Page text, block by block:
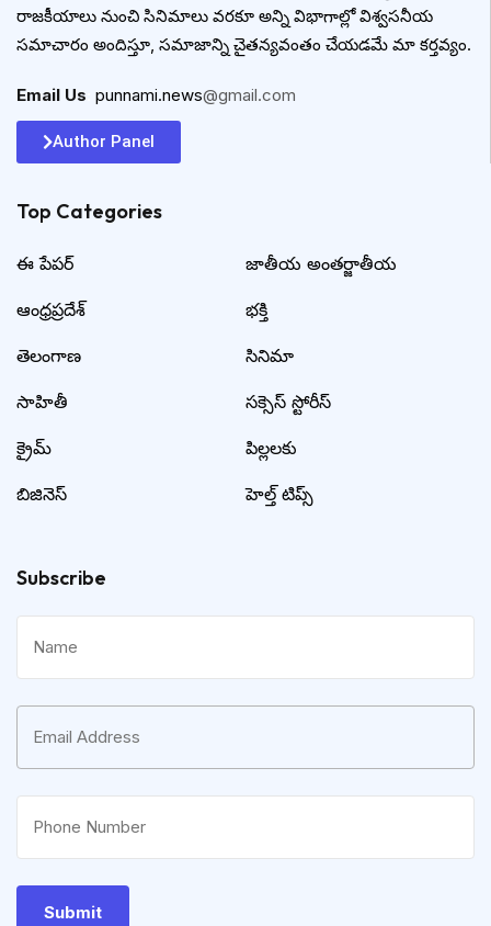
రాజకీయాలు నుంచి సినిమాలు వరకూ అన్ని విభాగాల్లో విశ్వసనీయ
సమాచారం అందిస్తూ, సమాజాన్ని చైతన్యవంతం చేయడమే మా కర్తవ్యం.
Email Us punnami.news@gmail.com
Author Panel
Top Categories​
ఈ పేపర్
ఆంధ్రప్రదేశ్
తెలంగాణ
సాహితీ
క్రైమ్
బిజినెస్
జాతీయ అంతర్జాతీయ
భక్తి
సినిమా
సక్సెస్ స్టోరీస్
పిల్లలకు
హెల్త్ టిప్స్
Subscribe